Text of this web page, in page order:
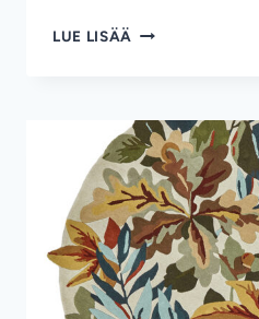
LUE LISÄÄ LASTEN
JA
LUONNOLLINEN
VALINTA